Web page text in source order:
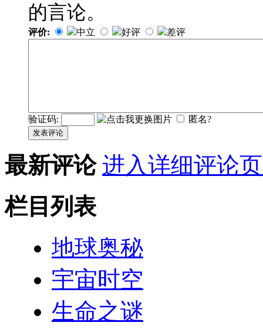
的言论。
评价: 中立 好评 差评
验证码: 匿名?
发表评论
最新评论 进入详细评论
栏目列表
地球奥秘
宇宙时空
生命之谜